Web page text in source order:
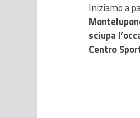
Iniziamo a
sciupa
Centro